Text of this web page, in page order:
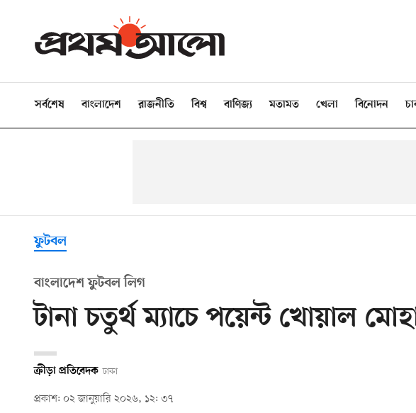
সর্বশেষ বাংলাদেশ রাজনীতি বিশ্ব বাণিজ্য মতামত খেলা বিনোদন
ফুটবল
বাংলাদেশ ফুটবল লিগ
টানা চতুর্থ ম্যাচে পয়েন্ট খোয়াল
ক্রীড়া প্রতিবেদক ঢাকা
প্রকাশ: ০২ জানুয়ারি ২০২৬, ১২: ৩৭